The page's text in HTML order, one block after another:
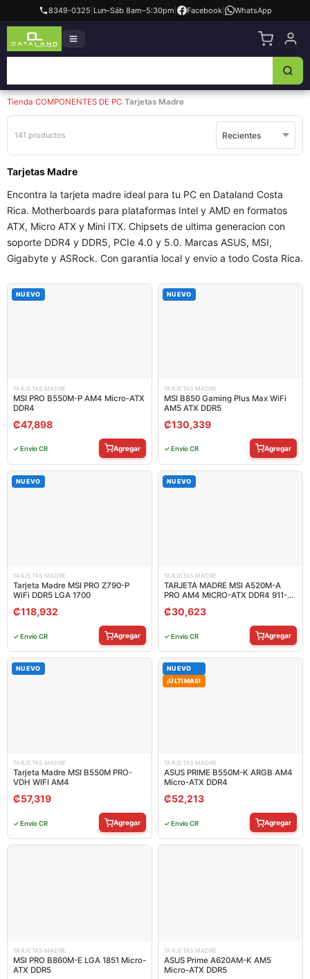
8349-0325 Lun–Sáb 8am–5:30pm Facebook| WhatsApp
Tienda›COMPONENTES DE PC›Tarjetas Madre
141 productos
Tarjetas Madre
Encontra la tarjeta madre ideal para tu PC en Dataland Costa
Rica. Motherboards para plataformas Intel y AMD en formatos
ATX, Micro ATX y Mini ITX. Chipsets de ultima generacion con
soporte DDR4 y DDR5, PCIe 4.0 y 5.0. Marcas ASUS, MSI,
Gigabyte y ASRock. Con garantia local y envio a todo Costa Rica.
NUEVO
TARJETAS MADRE
MSI PRO B550M-P AM4 Micro-ATX
DDR4
₡47,898
✓ Envío CR Agregar
NUEVO
TARJETAS MADRE
MSI B850 Gaming Plus Max WiFi
AM5 ATX DDR5
₡130,339
✓ Envío CR Agregar
NUEVO
TARJETAS MADRE
Tarjeta Madre MSI PRO Z790-P
WiFi DDR5 LGA 1700
₡118,932
✓ Envío CR Agregar
NUEVO
TARJETAS MADRE
TARJETA MADRE MSI A520M-A
PRO AM4 MICRO-ATX DDR4 911-
7C96-034
₡30,623
✓ Envío CR Agregar
NUEVO
TARJETAS MADRE
Tarjeta Madre MSI B550M PRO-
VDH WIFI AM4
₡57,319
✓ Envío CR Agregar
NUEVO
¡ÚLTIMAS!
TARJETAS MADRE
ASUS PRIME B550M-K ARGB AM4
Micro-ATX DDR4
₡52,213
✓ Envío CR Agregar
TARJETAS MADRE
MSI PRO B860M-E LGA 1851 Micro-
ATX DDR5
TARJETAS MADRE
ASUS Prime A620AM-K AM5
Micro-ATX DDR5